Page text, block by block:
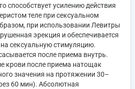
способствует усилению действия
теле при сексуальном
при использовании Левитры
эрекция и обеспечивается
сексуальную стимуляцию.
после приема внутрь.
крови после приема натощак
значения на протяжении 30–
60 мин). Абсолютная